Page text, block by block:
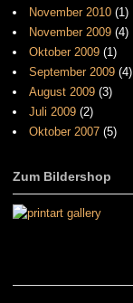
November 2010 (1)
November 2009 (4)
Oktober 2009 (1)
September 2009 (4)
August 2009 (3)
Juli 2009 (2)
Oktober 2007 (5)
Zum Bildershop